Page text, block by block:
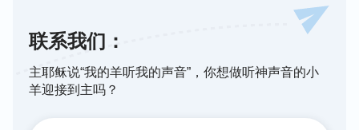
联系我们：
主耶稣说“我的羊听我的声音”，你想做听神声音的小
羊迎接到主吗？